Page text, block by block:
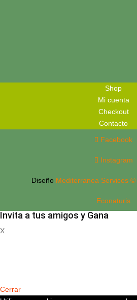
Shop
Mi cuenta
Checkout
Contacto
Facebook
Instagram
Diseño Mediterranea Services ©
Econaturis
Invita a tus amigos y Gana
X
Cerrar